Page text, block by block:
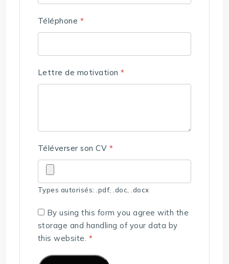
Téléphone *
Lettre de motivation*
Téléverser son CV *
Types autorisés: .pdf, .doc, .docx
By using this form you agree with the
storage and handling of your data by
this website. *